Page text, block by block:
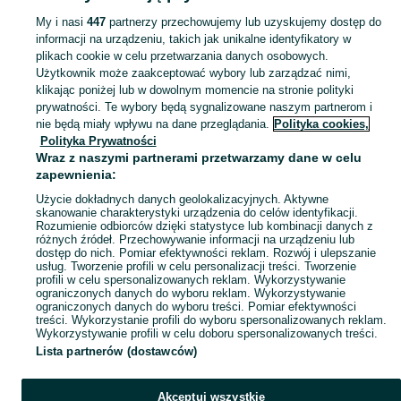
KATEGORIA
Skorzystaj z największego serwisu ogłoszeniowego - Śnieciska i okolice! Kupuj to, czego pragniesz i sprzedawaj to, czego już nie potrzebujesz! Zobacz
Mapa kategorii
Mapa miejscowości
Mapa ministron
Popularne wyszukiwania
My i nasi 447partnerzy przechowujemy lub uzyskujemy dostęp do
informacji na urządzeniu, takich jak unikalne identyfikatory w
plikach cookie w celu przetwarzania danych osobowych.
Użytkownik może zaakceptować wybory lub zarządzać nimi,
klikając poniżej lub w dowolnym momencie na stronie polityki
prywatności. Te wybory będą sygnalizowane naszym partnerom i
nie będą miały wpływu na dane przeglądania. Polityka cookies,
Polityka Prywatności
Wraz z naszymi partnerami przetwarzamy dane w celu
zapewnienia:
Użycie dokładnych danych geolokalizacyjnych. Aktywne
skanowanie charakterystyki urządzenia do celów identyfikacji.
Rozumienie odbiorców dzięki statystyce lub kombinacji danych z
różnych źródeł. Przechowywanie informacji na urządzeniu lub
dostęp do nich. Pomiar efektywności reklam. Rozwój i ulepszanie
usług. Tworzenie profili w celu personalizacji treści. Tworzenie
profili w celu spersonalizowanych reklam. Wykorzystywanie
ograniczonych danych do wyboru reklam. Wykorzystywanie
ograniczonych danych do wyboru treści. Pomiar efektywności
treści. Wykorzystanie profili do wyboru spersonalizowanych reklam.
Wykorzystywanie profili w celu doboru spersonalizowanych treści.
Lista partnerów (dostawców)
Akceptuj wszystkie